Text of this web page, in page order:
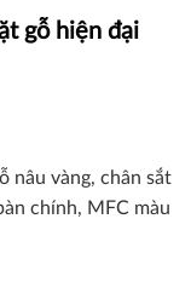
gỗ hiện đại
nâu vàng, chân sắt
chính, MFC màu